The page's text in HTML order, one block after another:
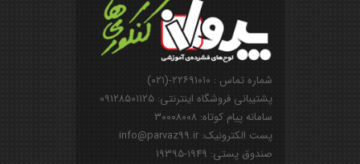
شماره تماس : ۲۲۶۹۱۰۱۰-(۰۲۱)
پشتیبانی فروشگاه اینترنتی: ۰۹۱۲۸۵۰۱۱۲۵
سامانه پیام کوتاه: ۳۰۰۰۸۰۰۸
پست الکترونیک: info@parvaz99.ir
صندوق پستی: ۱۹۴۹-۱۹۳۹۵